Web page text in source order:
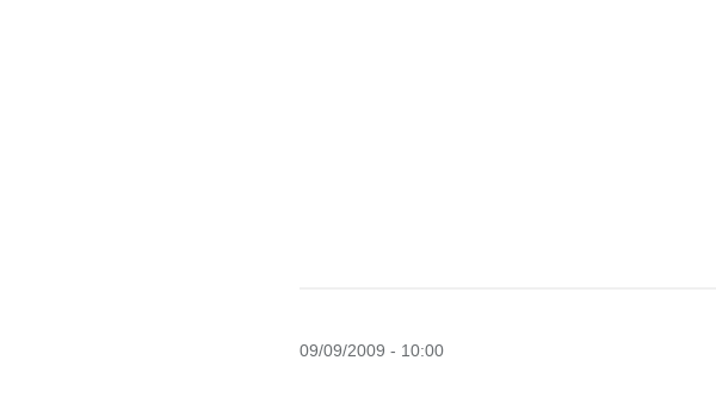
09/09/2009 - 10:00